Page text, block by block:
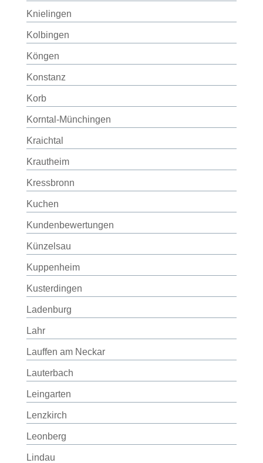
Knielingen
Kolbingen
Köngen
Konstanz
Korb
Korntal-Münchingen
Kraichtal
Krautheim
Kressbronn
Kuchen
Kundenbewertungen
Künzelsau
Kuppenheim
Kusterdingen
Ladenburg
Lahr
Lauffen am Neckar
Lauterbach
Leingarten
Lenzkirch
Leonberg
Lindau